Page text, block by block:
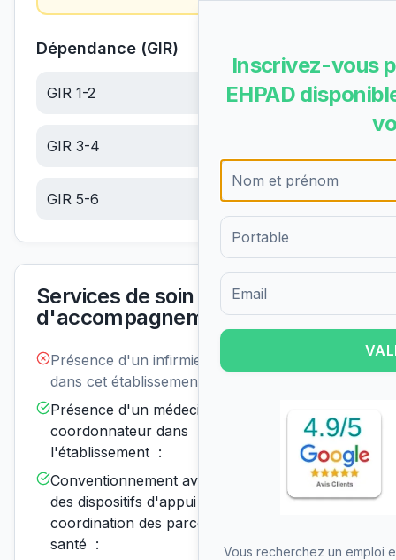
Dépendance (GIR)
GIR 1-2 6.10€/jour
GIR 3-4
GIR 5-6 6.10€/jour
Services de soin et
d'accompagnement
Présence d'un infirmier de nuit
dans cet établissement :
disponible
Présence d'un médecin
coordonnateur dans
l'établissement :
Conventionnement avec un ou
des dispositifs d'appui à la
coordination des parcours de
santé :
Disponible
Inscrivez-vous
EHPAD
Formulaire d'inscription pour
Vous recherchez un emploi